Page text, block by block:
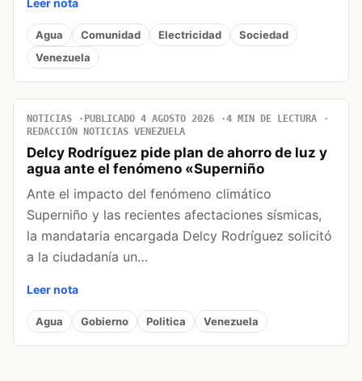
Leer nota
Agua Comunidad Electricidad
Sociedad
Venezuela
NOTICIAS PUBLICADO 4 AGOSTO 2026
4 MIN DE LECTURA
REDACCIÓN NOTICIAS VENEZUELA
Delcy Rodríguez pide plan de ahorro de luz y
agua ante el fenómeno «Superniño
Ante el impacto del fenómeno climático
Superniño y las recientes afectaciones sísmicas,
la mandataria encargada Delcy Rodríguez solicitó
a la ciudadanía un…
Leer nota
Agua Gobierno Politica Venezuela